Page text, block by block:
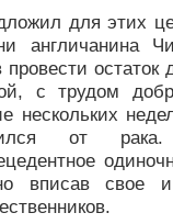
для этих
англичанина
с трудом
нескольких
от
вписав свое